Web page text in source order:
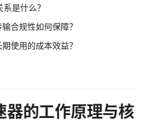
是什么？
合规性如何保障？
使用的成本效益？
的工作原理与核